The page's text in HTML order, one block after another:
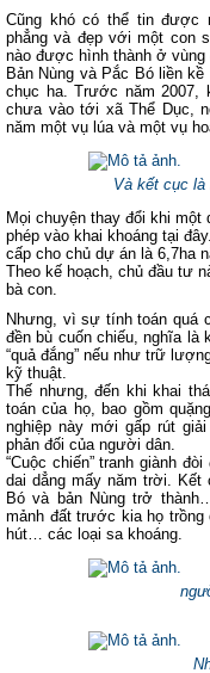
Cũng khó có thể tin được
phẳng và đẹp với một con
nào được hình thành ở
Bản Nùng và Pắc Bó liền
chục ha. Trước năm 2007,
chưa vào tới xã Thể Dục,
năm một vụ lúa và một vụ
Và kết cục là
Mọi chuyện thay đổi khi
phép vào khai khoáng tại
cấp cho chủ dự án là 6,7ha
Theo kế hoạch, chủ đầu tư
bà con.
Nhưng, vì sự tính toán quá
đền bù cuốn chiếu, nghĩa là
“quả đắng” nếu như trữ
kỹ thuật.
Thế nhưng, đến khi khai
toán của họ, bao gồm
nghiệp này mới gấp rút
phản đối của người dân.
“Cuộc chiến” tranh giành
dai dẳng mấy năm trời. Kết
Bó và bản Nùng trở
mảnh đất trước kia họ
hút… các loại sa khoáng.